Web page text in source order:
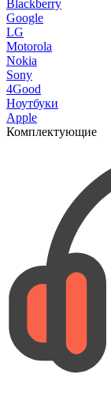
Blackberry
Google
LG
Motorola
Nokia
Sony
4Good
Ноутбуки
Apple
Комплектующие